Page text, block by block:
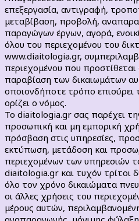
επεξεργασία, αντιγραφή,
μεταβίβαση, προβολή,
παραγώγων έργων, αγορά,
όλου του περιεχομένου του
www.diaitologia.gr,
περιεχομένου που
παραβίαση των δικαιωμάτων
οποιονδήποτε τρόπο επισύρει
ορίζει ο νόμος.
Το diaitologia.gr σας παρέχει
προσωπική και μη εμπορική
πρόσβαση στις υπηρεσίες,
εκτύπωση, μετάδοση και
περιεχομένων των υπηρεσιών
diaitologia.gr και τυχόν τρίτοι
όλο τον χρόνο δικαιώματα
οι άλλες χρήσεις του
μέρους αυτών,